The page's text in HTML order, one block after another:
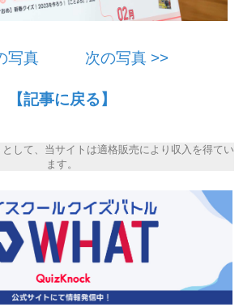
写真 次の写真 >>
【記事に戻る】
して、当サイトは適格販売により収入を得てい
ます。